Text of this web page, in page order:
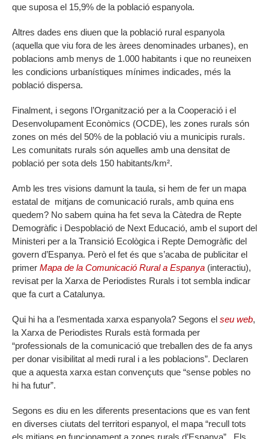
que suposa el 15,9% de la població espanyola.
Altres dades ens diuen que la població rural espanyola
(aquella que viu fora de les àrees denominades urbanes), en
poblacions amb menys de 1.000 habitants i que no reuneixen
les condicions urbanístiques mínimes indicades, més la
població dispersa.
Finalment, i segons l’Organització per a la Cooperació i el
Desenvolupament Econòmics (OCDE), les zones rurals són
zones on més del 50% de la població viu a municipis rurals.
Les comunitats rurals són aquelles amb una densitat de
població per sota dels 150 habitants/km².
Amb les tres visions damunt la taula, si hem de fer un mapa
estatal de mitjans de comunicació rurals, amb quina ens
quedem? No sabem quina ha fet seva la Càtedra de Repte
Demogràfic i Despoblació de Next Educació, amb el suport del
Ministeri per a la Transició Ecològica i Repte Demogràfic del
govern d’Espanya. Però el fet és que s’acaba de publicitar el
primer Mapa de la Comunicació Rural a Espanya (interactiu),
revisat per la Xarxa de Periodistes Rurals i tot sembla indicar
que fa curt a Catalunya.
Qui hi ha a l’esmentada xarxa espanyola? Segons el seu web,
la Xarxa de Periodistes Rurals està formada per
“professionals de la comunicació que treballen des de fa anys
per donar visibilitat al medi rural i a les poblacions”. Declaren
que a aquesta xarxa estan convençuts que “sense pobles no
hi ha futur”.
Segons es diu en les diferents presentacions que es van fent
en diverses ciutats del territori espanyol, el mapa “recull tots
els mitjans en funcionament a zones rurals d’Espanya”. Els